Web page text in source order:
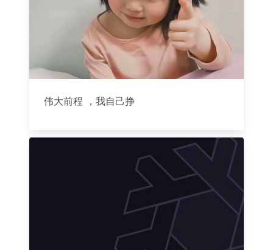
伟大前程 ，我自己挣